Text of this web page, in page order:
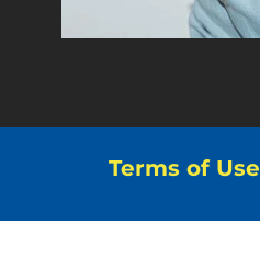
Terms of Use